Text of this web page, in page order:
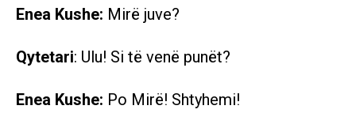
Enea Kushe: Mirë juve?
Qytetari: Ulu! Si të venë punët?
Enea Kushe: Po Mirë! Shtyhemi!